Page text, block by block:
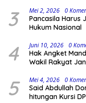
3 Mei 2, 2026 0
Pancasila Harus
Hukum Nasional
4 Juni 10, 2026 0
Hak Angket
Wakil Rakyat
5 Mei 4, 2026 0
Said Abdullah
hitungan Kursi